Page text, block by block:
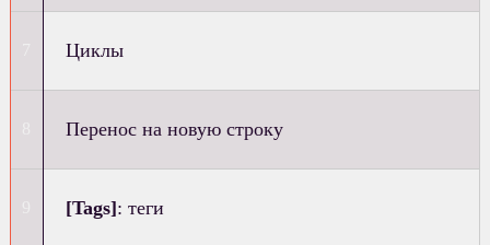
Циклы
Перенос на новую строку
[Tags]: теги